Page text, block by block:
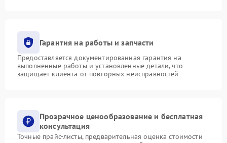
Гарантия на работы и запчасти
Предоставляется документированная гарантия на
выполненные работы и установленные детали, что
защищает клиента от повторных неисправностей
Прозрачное ценообразование и бесплатная
консультация
Точные прайс-листы, предварительная оценка стоимости